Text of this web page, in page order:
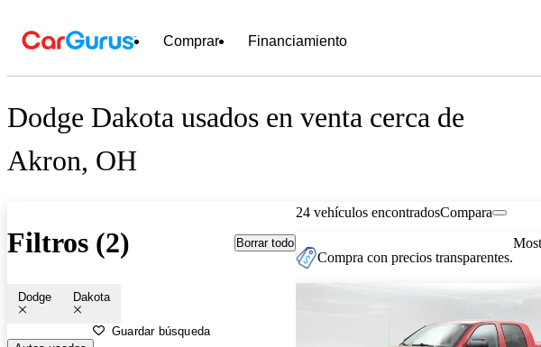
Comprar Financiamiento
Dodge Dakota usados en venta cerca de
Akron, OH
Filtros (2) Borrar todo
Dodge Dakota
Guardar búsqueda
24 vehículos encontradosCompara
Compra con precios transparentes.